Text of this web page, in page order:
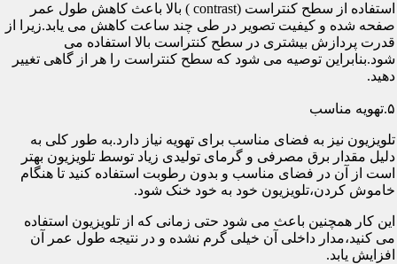
استفاده از سطح کنتراست (contrast ) بالا باعث کاهش طول عمر
صفحه شده و کیفیت تصویر در طی چند ساعت کاهش می یابد.زیرا از
قدرت پردازش بیشتری در سطح کنتراست بالا استفاده می
شود.بنابراین توصیه می شود که سطح کنتراست را هر از گاهی تغییر
دهید.
۵.تهویه مناسب
تلویزیون نیز به فضای مناسب برای تهویه نیاز دارد.به طور کلی به
دلیل مقدار برق مصرفی و گرمای تولیدی زیاد توسط تلویزیون بهتر
است از آن در فضای مناسب و بدون رطوبت استفاده کنید تا هنگام
خاموش کردن،تلویزیون خود به خود خنک شود.
این کار همچنین باعث می شود حتی زمانی که از تلویزیون استفاده
می کنید،مدار داخلی آن خیلی گرم نشده و در نتیجه طول عمر آن
افزایش یابد.